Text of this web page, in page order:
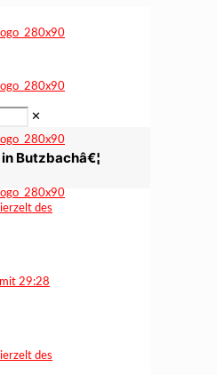
✕
Butzbachâ€¦
des
mit 29:28
des